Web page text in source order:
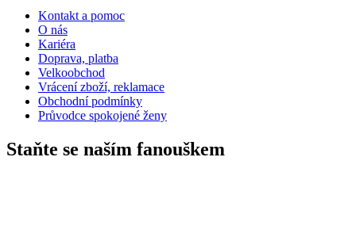
Kontakt a pomoc
O nás
Kariéra
Doprava, platba
Velkoobchod
Vrácení zboží, reklamace
Obchodní podmínky
Průvodce spokojené ženy
Staňte se naším fanouškem